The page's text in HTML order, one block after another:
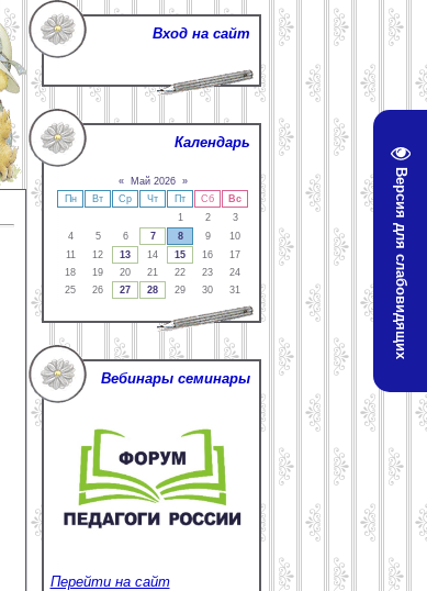
Версия для слабовидящих
Вход на сайт
Календарь
« Май 2026
»
Пн
Вт Ср Чт Пт Сб
Вс
1
2
3
4
5 6 7 8 9
10
11
12 13 14 15 16
17
18
19 20 21 22 23
24
25
26 27 28 29 30 31
Вебинары семинары
Перейти на сайт